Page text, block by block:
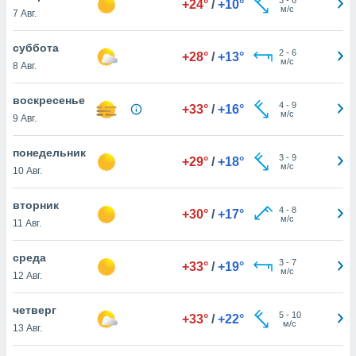
действия
рекламу
нашей
cookie
cookie
в
нашего
7 Авг.
+24° / +10°
м/с
суббота
8 Авг.
+28° / +13° 2- 6
м/с
воскресенье
9 Авг.
+33° / +16° 4- 9
м/с
понедельник
10 Авг.
+29° / +18° 3- 9
м/с
вторник
11 Авг.
+30° / +17° 4- 8
м/с
среда
12 Авг.
+33° / +19° 3- 7
м/с
четверг
13 Авг.
+33° / +22° 5- 10
м/с